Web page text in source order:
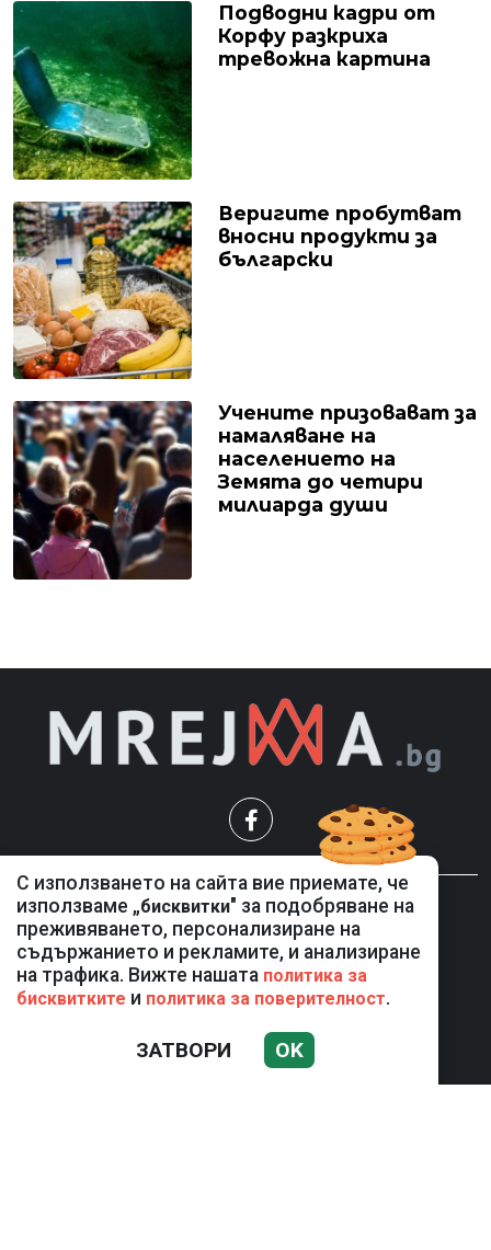
Подводни кадри от
Корфу разкриха
тревожна картина
Веригите пробутват
вносни продукти за
български
Учените призовават за
намаляване на
населението на
Земята до четири
милиарда души
С използването на сайта вие приемате, че
използваме „бисквитки" за подобряване на
преживяването, персонализиране на
съдържанието и рекламите, и анализиране
на трафика. Вижте нашата политика за
бисквитките и политика за поверителност.
ЗАТВОРИ OK
НОВИНИ
КОМЕНТАР
ЖЪЛТО
СКАНДАЛИ
СПОРТ